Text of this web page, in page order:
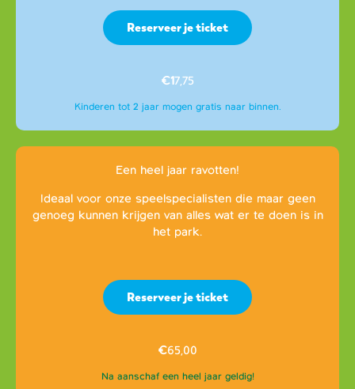
Reserveer je ticket
€17,75
Kinderen tot 2 jaar mogen gratis naar binnen.
Een heel jaar ravotten!
Ideaal voor onze speelspecialisten die maar geen
genoeg kunnen krijgen van alles wat er te doen is in
het park.
Reserveer je ticket
€65,00
Na aanschaf een heel jaar geldig!